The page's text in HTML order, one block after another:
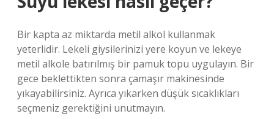
Bir kapta az miktarda metil alkol kullanmak
yeterlidir. Lekeli giysilerinizi yere koyun ve lekeye
metil alkole batırılmış bir pamuk topu uygulayın. Bir
gece beklettikten sonra çamaşır makinesinde
yıkayabilirsiniz. Ayrıca yıkarken düşük sıcaklıkları
seçmeniz gerektiğini unutmayın.